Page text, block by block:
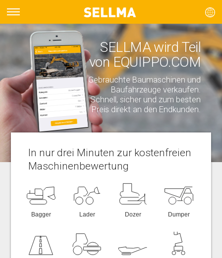
SELLMA wird Teil
von EQUIPPO.COM
Gebrauchte Baumaschinen und
Baufahrzeuge verkaufen.
Schnell, sicher und zum besten
Preis direkt an den Endkunden.
In nur drei Minuten zur kostenfreien
Maschinenbewertung
Bagger Lader Dozer Dumper